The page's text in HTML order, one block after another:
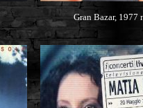
Gran Bazar, 1977